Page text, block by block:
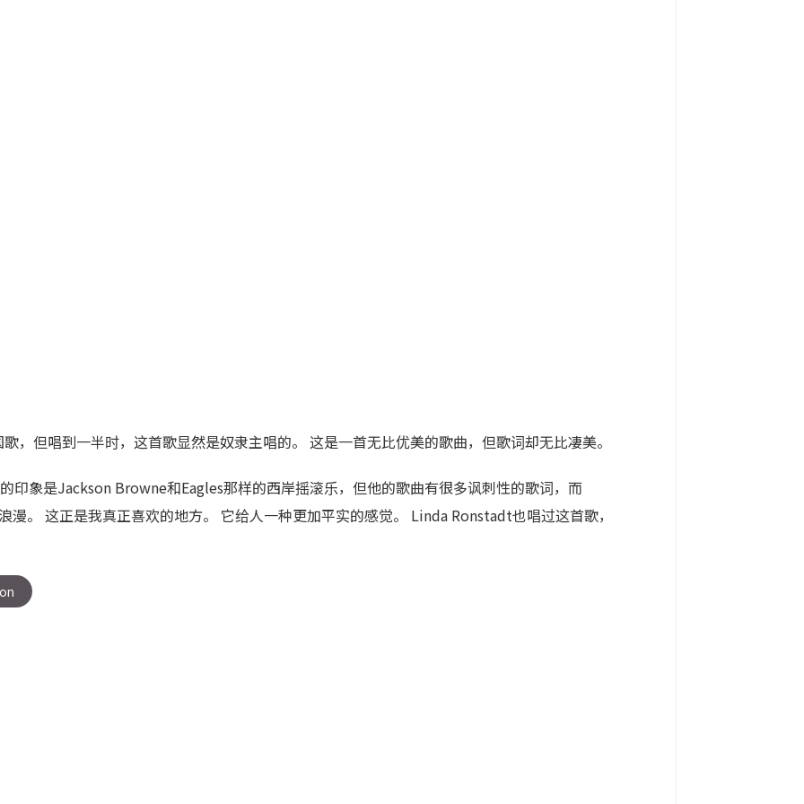
，但唱到一半时，这首歌显然是奴隶主唱的。 这是一首无比优美的歌曲，但歌词却无比凄美。
印象是Jackson Browne和Eagles那样的西岸摇滚乐，但他的歌曲有很多讽刺性的歌词，而
漫。 这正是我真正喜欢的地方。 它给人一种更加平实的感觉。 Linda Ronstadt也唱过这首歌，